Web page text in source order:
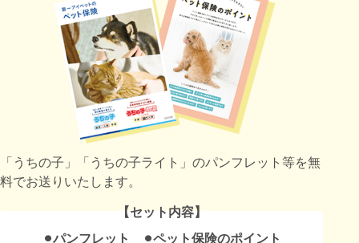
「うちの子」「うちの子ライト」のパンフレット等を無
料でお送りいたします。
【セット内容】
⚫︎パンフレット ⚫︎ペット保険のポイント